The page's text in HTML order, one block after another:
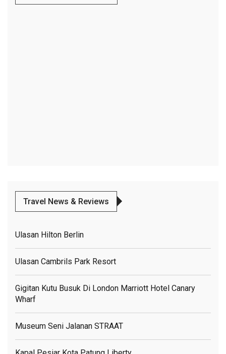
Travel News & Reviews
Ulasan Hilton Berlin
Ulasan Cambrils Park Resort
Gigitan Kutu Busuk Di London Marriott Hotel Canary
Wharf
Museum Seni Jalanan STRAAT